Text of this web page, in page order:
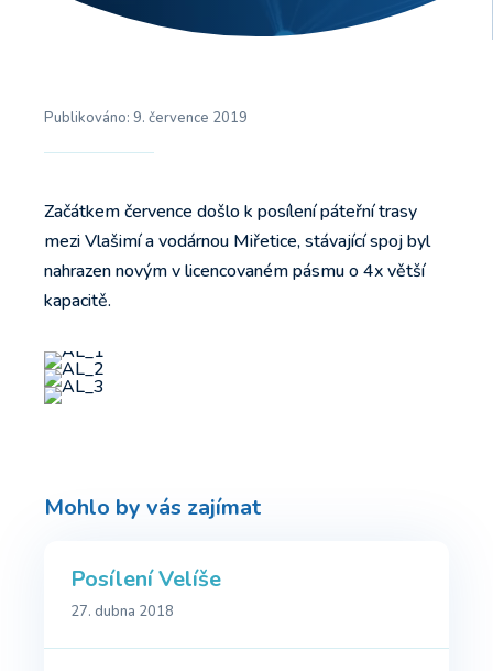
Publikováno: 9. července 2019
Začátkem července došlo k posílení páteřní trasy
mezi Vlašimí a vodárnou Miřetice, stávající spoj byl
nahrazen novým v licencovaném pásmu o 4x větší
kapacitě.
Mohlo by vás zajímat
Posílení Velíše
27. dubna 2018